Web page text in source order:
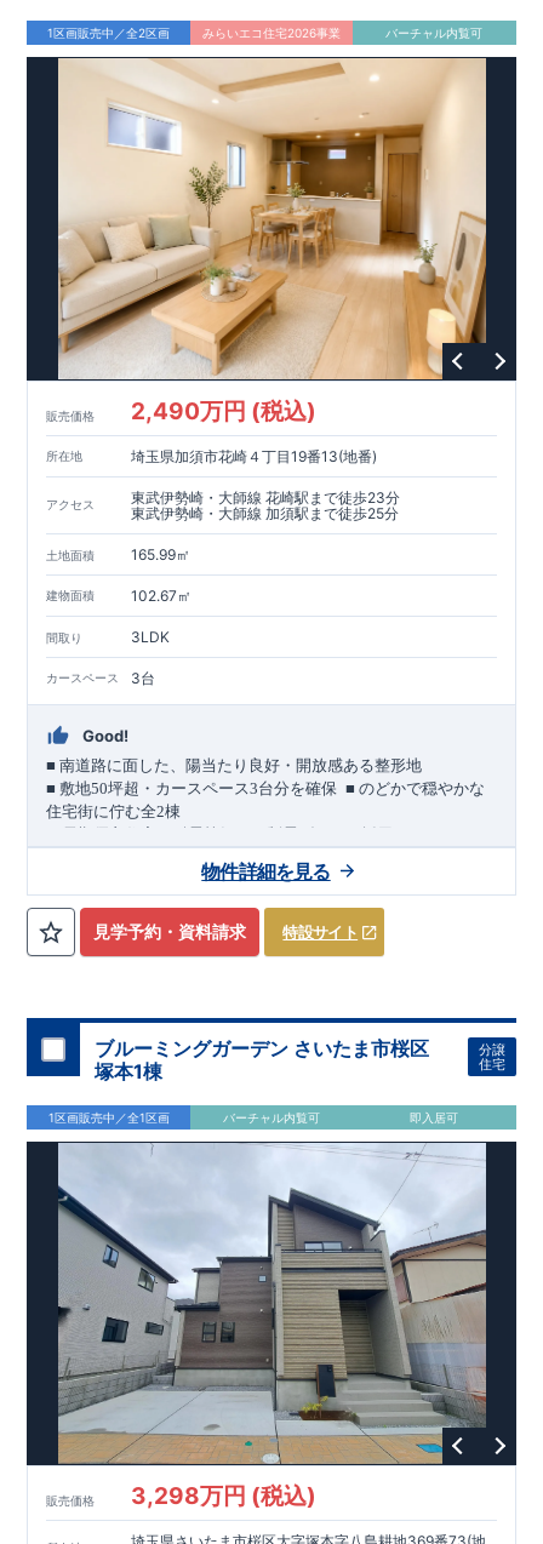
1区画販売中／全2区画 みらいエコ住宅2026事業 バーチャル内覧可
販売価格 2,490万円 (税込)
所在地 埼玉県加須市花崎４丁目19番13(地番)
アクセス
東武伊勢崎・大師線 花崎駅まで徒歩23分
東武伊勢崎・大師線 加須駅まで徒歩25分
土地面積 165.99㎡
建物面積 102.67㎡
間取り 3LDK
カースペース 3台
Good!
■南道路に面した、陽当たり良好・開放感ある整形地
■敷地50坪超・カースペース3台分を確保 ​■のどかで穏やかな
住宅街に佇む全2棟
（長期優良住宅／耐震等級３・制震ダンパー採用）
たりに恵まれた立地。
あり、
採光・通風・プライバシー性にも配慮した敷地計画で
す。
加須 徒歩13分
間取りのポイント
■ 1
号棟 LDK約19.5 帖 のゆとりあるリビング
​陽当たりよく開放
感があります。
■共通
・主寝室は将来仕切れる可変型プラン ・2階洋室2部屋にウォー
クインクローゼット設置
太陽光発電（フラットプラン）採用 月額サービス料
ホテルライクで実用的な洗面空間 （オープンサニタリーirodori
詳細ページへ）
家計にやさしい住宅性能
長期優良住宅 住宅ローン控除額の優遇、 固定資産税の減額期間
延長など 税制面でのメリットが受けられます。
耐震等級 ３ ＋制震ダンパー 建築基準法の1.5倍の耐震性。 地震保
険の割引（最大50％）対象です。
現地のご案内・資料請求 受付中​ ​■完成済みにつき、​実際の
建物・設備・間取りを​ 現地にてご確認いただけます。 ​
TEL
0120-44-1081
（9:30 18:30／火水曜休み）
スマートフォンで見やすい特設サイトはこちら
見学予約・資料請求 特設サイト
物件詳細を見る
ブルーミングガーデン さいたま市桜区
塚本1棟
分譲
住宅
1区画販売中／全1区画 バーチャル内覧可 即入居可
販売価格 3,298万円 (税込)